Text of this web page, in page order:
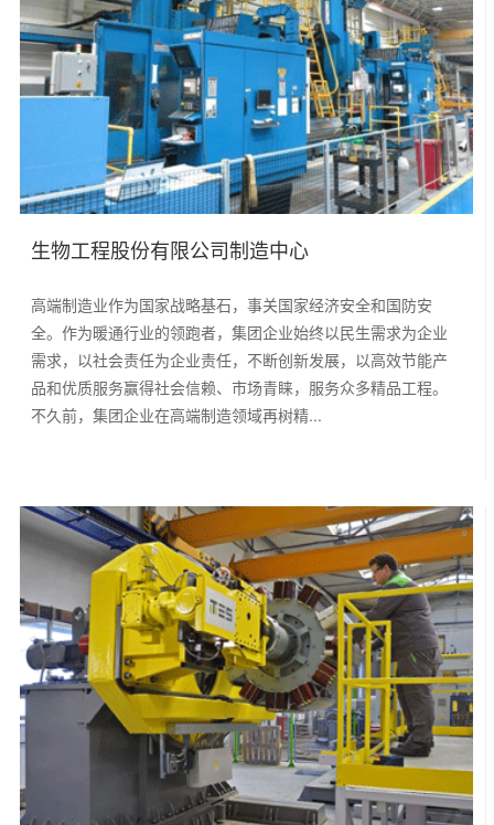
生物工程股份有限公司制造中心
高端制造业作为国家战略基石，事关国家经济安全和国防安
全。作为暖通行业的领跑者，集团企业始终以民生需求为企业
需求，以社会责任为企业责任，不断创新发展，以高效节能产
品和优质服务赢得社会信赖、市场青睐，服务众多精品工程。
不久前，集团企业在高端制造领域再树精...